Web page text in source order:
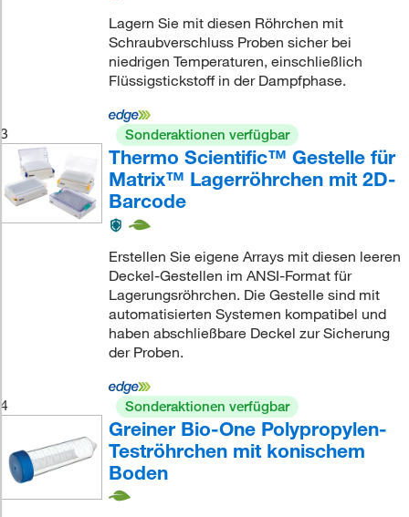
Lagern Sie mit diesen Röhrchen mit
Schraubverschluss Proben sicher bei
niedrigen Temperaturen, einschließlich
Flüssigstickstoff in der Dampfphase.
3 Sonderaktionen verfügbar
Thermo Scientific™ Gestelle für
Matrix™ Lagerröhrchen mit 2D-
Barcode
Erstellen Sie eigene Arrays mit diesen leeren
Deckel-Gestellen im ANSI-Format für
Lagerungsröhrchen. Die Gestelle sind mit
automatisierten Systemen kompatibel und
haben abschließbare Deckel zur Sicherung
der Proben.
4 Sonderaktionen verfügbar
Greiner Bio-One Polypropylen-
Teströhrchen mit konischem
Boden